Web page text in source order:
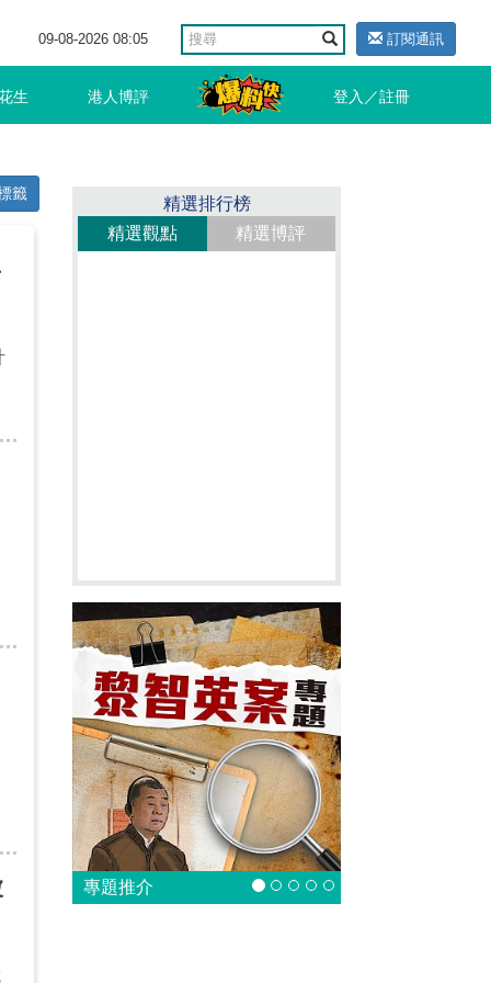
09-08-2026 08:05 訂閱通訊
生 港人博評 登入／註冊
籤
精選排行榜
精選觀點
精選博評
專題推介